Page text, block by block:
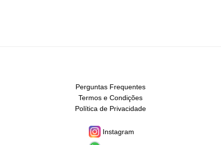
Perguntas Frequentes
Termos e Condições
Política de Privacidade
Instagram